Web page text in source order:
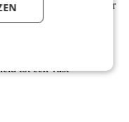
maand, o.b.v. 40 uur per
per week);
omgeving;
tot een vast